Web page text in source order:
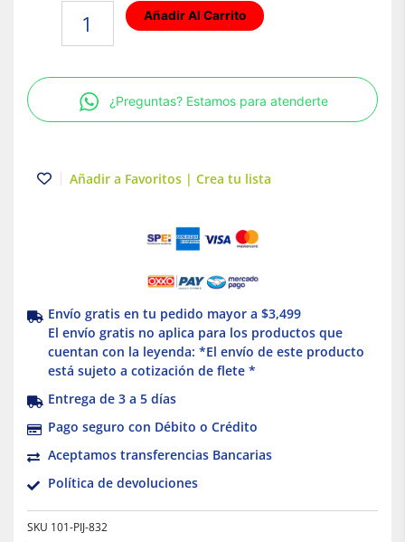
1
1/4"
(100
cantidad
Añadir Al Carrito
¿Preguntas? Estamos para atenderte
Añadir a Favoritos | Crea tu lista
Envío gratis en tu pedido mayor a $3,499
El envío gratis no aplica para los productos que
cuentan con la leyenda: *El envío de este producto
está sujeto a cotización de flete *
Entrega de 3 a 5 días
Pago seguro con Débito o Crédito
Aceptamos transferencias Bancarias
Política de devoluciones
SKU 101-PIJ-832